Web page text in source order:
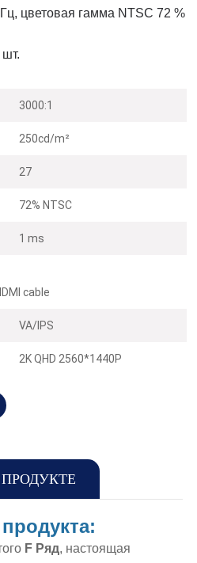
цветовая гамма NTSC 72 %
3000:1
250cd/m²
27
72% NTSC
1 ms
cable
VA/IPS
2K QHD 2560*1440P
FРяд, настоящая